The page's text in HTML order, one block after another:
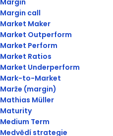
Margin call
Market Maker
Market Outperform
Market Perform
Market Ratios
Market Underperform
Mark-to-Market
Marže (margin)
Mathias Müller
Maturity
Medium Term
Medvědí strategie